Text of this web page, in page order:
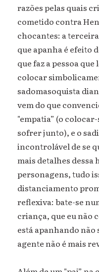
razões pelas quais
cometido contra
chocantes: a
que apanha é efeito
que faz a pessoa
colocar
sadomasoquista
vem do que
"empatia” (o
sofrer junto), e o
incontrolável de se
mais detalhes dessa
personagens, tudo
distanciamento
reflexiva: bate-se
criança, que eu não
está apanhando não
agente não é mais